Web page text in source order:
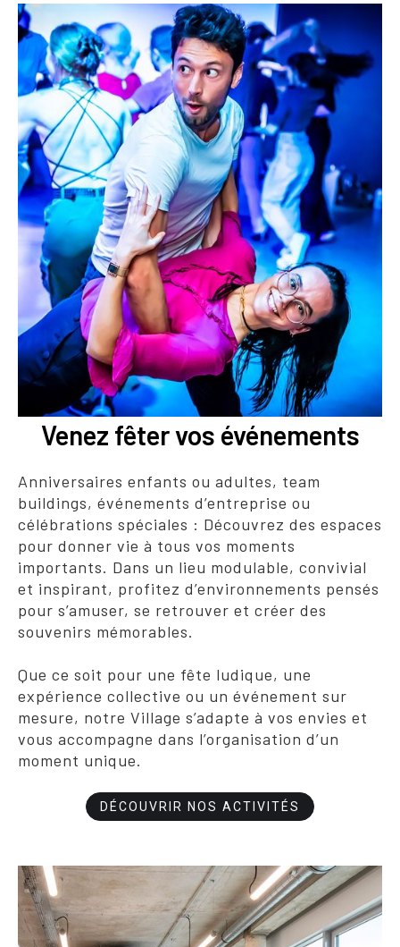
Venez fêter vos événements
Anniversaires enfants ou adultes, team
buildings, événements d’entreprise ou
célébrations spéciales : Découvrez des espaces
pour donner vie à tous vos moments
importants. Dans un lieu modulable, convivial
et inspirant, profitez d’environnements pensés
pour s’amuser, se retrouver et créer des
souvenirs mémorables.
Que ce soit pour une fête ludique, une
expérience collective ou un événement sur
mesure, notre Village s’adapte à vos envies et
vous accompagne dans l’organisation d’un
moment unique.
DÉCOUVRIR NOS ACTIVITÉS